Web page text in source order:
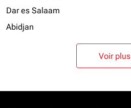
Dar es Salaam
Abidjan
Voir plus